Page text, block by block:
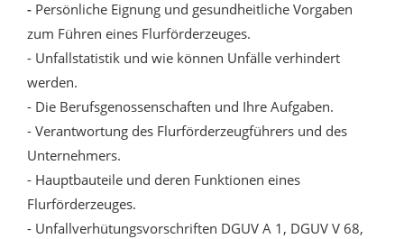
- Persönliche Eignung und gesundheitliche Vorgaben
zum Führen eines Flurförderzeuges.
- Unfallstatistik und wie können Unfälle verhindert
werden.
- Die Berufsgenossenschaften und Ihre Aufgaben.
- Verantwortung des Flurförderzeugführers und des
Unternehmers.
- Hauptbauteile und deren Funktionen eines
Flurförderzeuges.
- Unfallverhütungsvorschriften DGUV A 1, DGUV V 68,